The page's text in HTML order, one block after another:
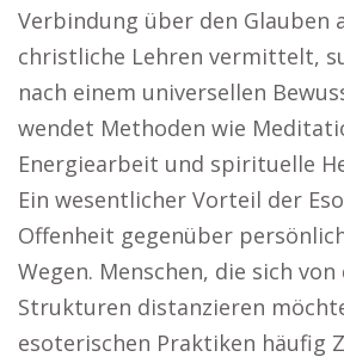
Verbindung über den Glauben
christliche Lehren vermittelt,
nach einem universellen
wendet Methoden wie
Energiearbeit und spirituelle
Ein wesentlicher Vorteil der
Offenheit gegenüber
Wegen. Menschen, die sich
Strukturen distanzieren
esoterischen Praktiken häufig